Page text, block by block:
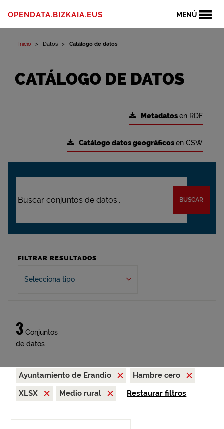
MENÚ
OPENDATA.BIZKAIA.EUS
Inicio Datos Catálogo de datos
CATÁLOGO DE DATOS
Metadatosen RDF
Catálogo datos geográficosen CSW
BUSCAR
FILTRAR RESULTADOS
Selecciona tipo
3 Conjuntos
de datos
Ayuntamiento de Erandio
Hambre cero
XLSX
Medio rural Restaurar filtros